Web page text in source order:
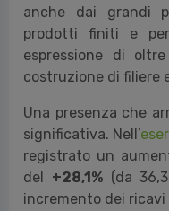
anche dai grandi
prodotti finiti e
espressione di
costruzione di filiere
Una presenza che
significativa. Nell’
registrato un
del +28,1%(da
incremento dei